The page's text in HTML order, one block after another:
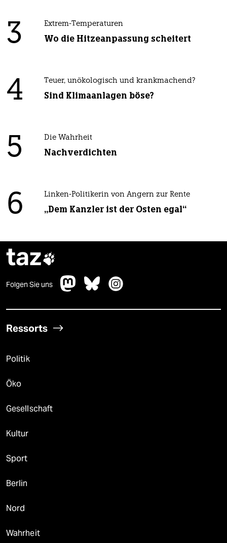
3 Extrem-Temperaturen
Wo die Hitzeanpassung scheitert
4 Teuer, unökologisch und krankmachend?
Sind Klimaanlagen böse?
5 Die Wahrheit
Nachverdichten
6 Linken-Politikerin von Angern zur Rente
„Dem Kanzler ist der Osten egal“
taz
Folgen Sie uns
Ressorts
Politik
Öko
Gesellschaft
Kultur
Sport
Berlin
Nord
Wahrheit